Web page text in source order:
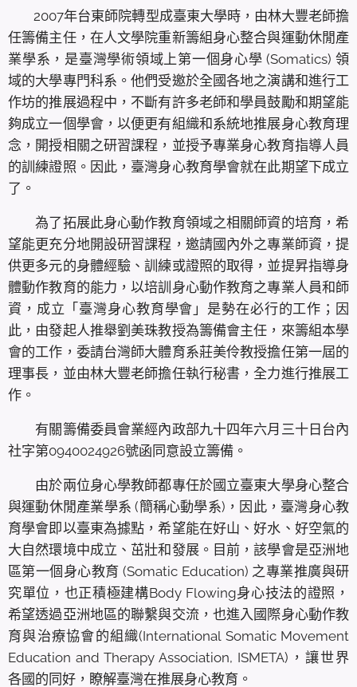
2007年台東師院轉型成臺東大學時，由林大豐老師擔
任籌備主任，在人文學院重新籌組身心整合與運動休閒產
業學系，是臺灣學術領域上第一個身心學 (Somatics) 領
域的大學專門科系。他們受邀於全國各地之演講和進行工
作坊的推展過程中，不斷有許多老師和學員鼓勵和期望能
夠成立一個學會，以便更有組織和系統地推展身心教育理
念，開授相關之研習課程，並授予專業身心教育指導人員
的訓練證照。因此，臺灣身心教育學會就在此期望下成立
了。
為了拓展此身心動作教育領域之相關師資的培育，希
望能更充分地開設研習課程，邀請國內外之專業師資，提
供更多元的身體經驗、訓練或證照的取得，並提昇指導身
體動作教育的能力，以培訓身心動作教育之專業人員和師
資，成立「臺灣身心教育學會」是勢在必行的工作；因
此，由發起人推舉劉美珠教授為籌備會主任，來籌組本學
會的工作，委請台灣師大體育系莊美伶教授擔任第一屆的
理事長，並由林大豐老師擔任執行秘書，全力進行推展工
作。
有關籌備委員會業經內政部九十四年六月三十日台內
社字第0940024926號函同意設立籌備。
由於兩位身心學教師都專任於國立臺東大學身心整合
與運動休閒產業學系 (簡稱心動學系)，因此，臺灣身心教
育學會即以臺東為據點，希望能在好山、好水、好空氣的
大自然環境中成立、茁壯和發展。目前，該學會是亞洲地
區第一個身心教育 (Somatic Education) 之專業推廣與研
究單位，也正積極建構Body Flowing身心技法的證照，
希望透過亞洲地區的聯繫與交流，也進入國際身心動作教
育與治療協會的組織(International Somatic Movement
Education and Therapy Association, ISMETA)，讓世界
各國的同好，瞭解臺灣在推展身心教育。